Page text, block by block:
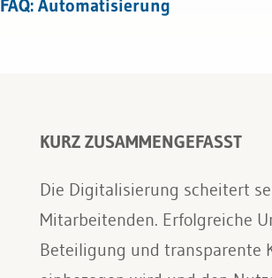
FAQ: Automatisierung
KURZ ZUSAMMENGEFASST
Die Digitalisierung scheitert
Mitarbeitenden. Erfolgreiche
Beteiligung und transparente